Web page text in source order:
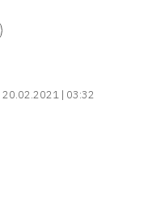
20.02.2021 | 03:32